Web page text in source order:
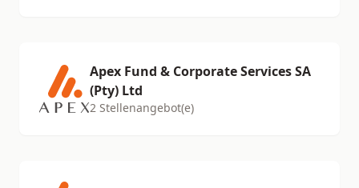
Apex Fund & Corporate Services SA
(Pty) Ltd
2 Stellenangebot(e)